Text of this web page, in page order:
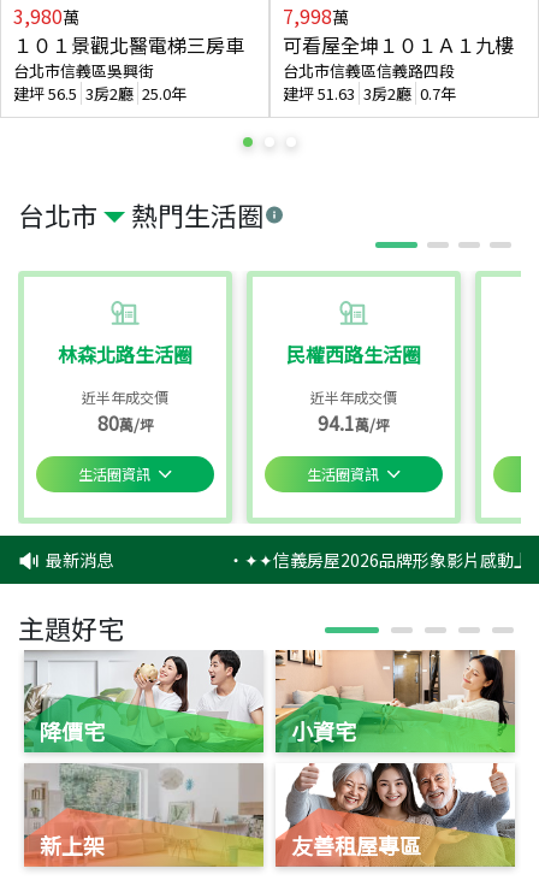
台北市 熱門生活圈
林森北路生活圈
近半年成交價
80萬/坪
生活圈資訊
民權西路生活圈
近半年成交價
94.1萬/坪
生活圈資訊
3,980萬
１０１景觀北醫電梯三房車
台北市信義區吳興街
建坪56.5 3房2廳 25.0年
7,998萬
可看屋全坤１０１Ａ１九樓
台北市信義區信義路四段
建坪51.63 3房2廳 0.7年
最新消息 ‧✦✦信義房屋2026品牌形象影片感動上
主題好宅
降價宅
新上架
小資宅
友善租屋專區